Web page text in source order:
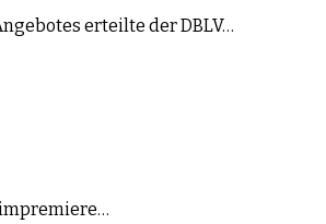
erteilte der DBLV…